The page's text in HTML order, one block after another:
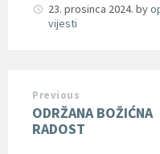
23. prosinca 2024. by
vijesti
Previous
ODRŽANA BOŽIĆNA
RADOST